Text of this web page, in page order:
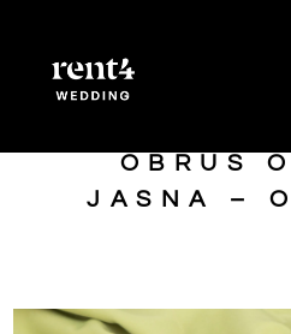
OBRUS
JASNA –